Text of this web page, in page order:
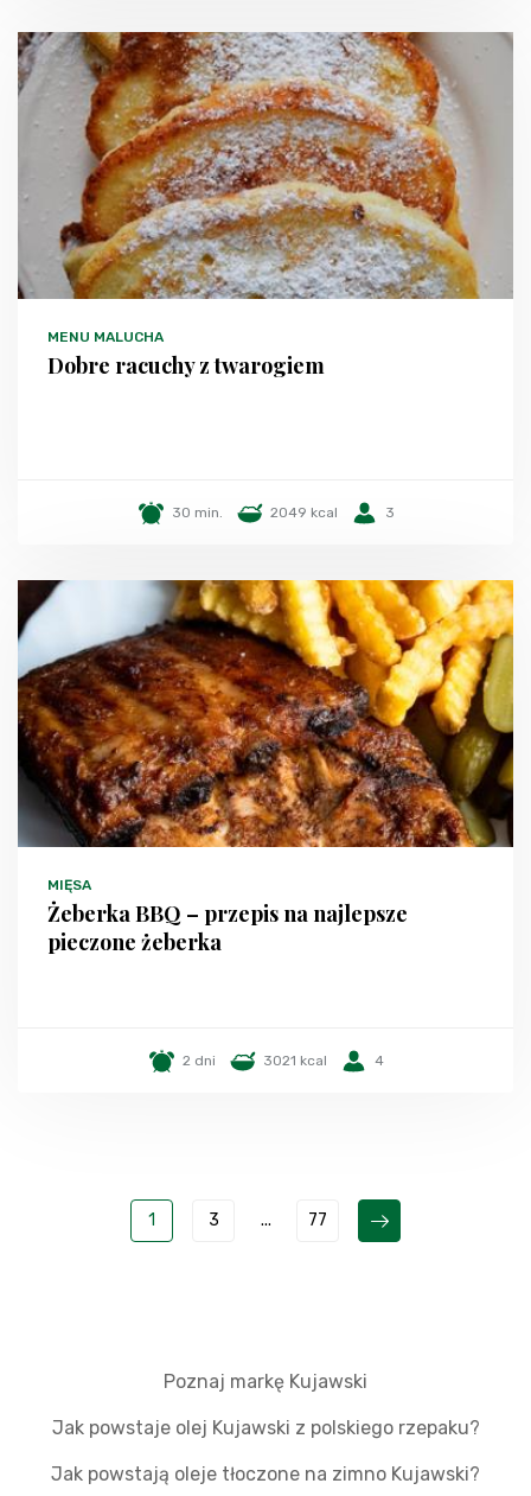
MENU MALUCHA
Dobre racuchy z twarogiem
30 min. 2049 kcal 3
MIĘSA
Żeberka BBQ – przepis na najlepsze
pieczone żeberka
2 dni 3021 kcal 4
1 3 ... 77
Poznaj markę Kujawski
Jak powstaje olej Kujawski z polskiego rzepaku?
Jak powstają oleje tłoczone na zimno Kujawski?